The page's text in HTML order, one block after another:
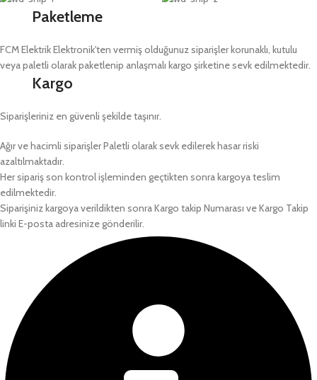
Paketleme
FCM Elektrik Elektronik'ten vermiş olduğunuz siparişler korunaklı, kutulu
veya paletli olarak paketlenip anlaşmalı kargo şirketine sevk edilmektedir.
Kargo
Siparişleriniz en güvenli şekilde taşınır.
Ağır ve hacimli siparişler Paletli olarak sevk edilerek hasar riski
azaltılmaktadır.
Her sipariş son kontrol işleminden geçtikten sonra kargoya teslim
edilmektedir.
Siparişiniz kargoya verildikten sonra Kargo takip Numarası ve Kargo Takip
linki E-posta adresinize gönderilir.